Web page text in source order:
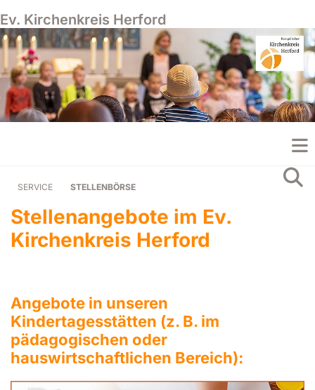
Ev. Kirchenkreis Herford
SERVICE STELLENBÖRSE
Stellenangebote im Ev.
Kirchenkreis Herford
Angebote in unseren
Kindertagesstätten (z. B. im
pädagogischen oder
hauswirtschaftlichen Bereich):